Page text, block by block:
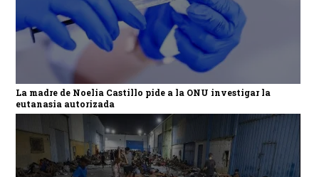
La madre de Noelia Castillo pide a la ONU investigar la
eutanasia autorizada